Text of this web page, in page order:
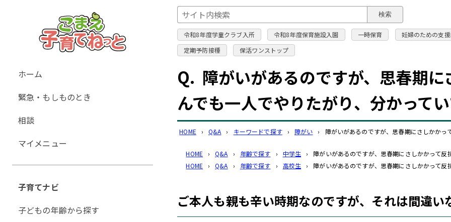
このページの本文へ
検索
令和8年度学童クラブ入所 令和8年度保育施設入園 一時保育
妊婦のための支
定期予防接種
保活ワンストップ
Q. 障がいがあるのですが、思春期
んでも一人でやりたがり、分かって
HOME › Q&A › キーワードで探す › 障がい › 障がいがあるのですが、思春期にさしかかっ
HOME › Q&A › 年齢で探す › 中学生 ›
障がいがあるのですが、思春期にさしかかって
HOME
› Q&A › 年齢で探す › 高校生 › 障がいがあるのですが、思春期にさしかかって
ご本人も親も辛い時期なのですが、それは間違
グ
ー
ル
ナ
ゲ
シ
ョ
ホーム
緊急・もしものとき
相談
マイメニュー
子育てナビ
子どもの年齢から探す